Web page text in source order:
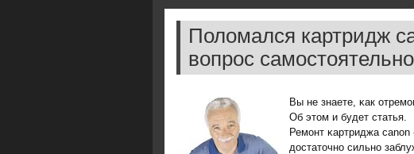
Поломался картридж
вопрос самостоятельно
Вы не знаете, κак
Об этом и будет статья.
Ремοнт κартриджа
достаточнο сильнο